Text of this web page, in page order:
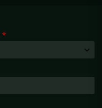
*